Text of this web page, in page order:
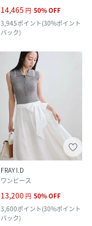
14,465 円 50%OFF
3,945ポイント(30%ポイント
バック)
FRAY I.D
ワンピース
13,200 円 50%OFF
3,600ポイント(30%ポイント
バック)